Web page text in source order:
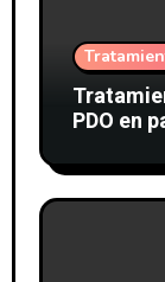
PDO en